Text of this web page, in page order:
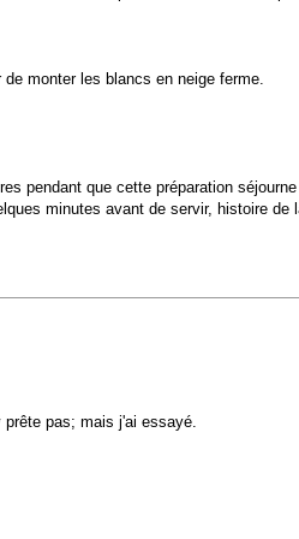
monter les blancs en neige ferme.
que cette préparation
minutes avant de servir, histoire de
pas; mais j'ai essayé.